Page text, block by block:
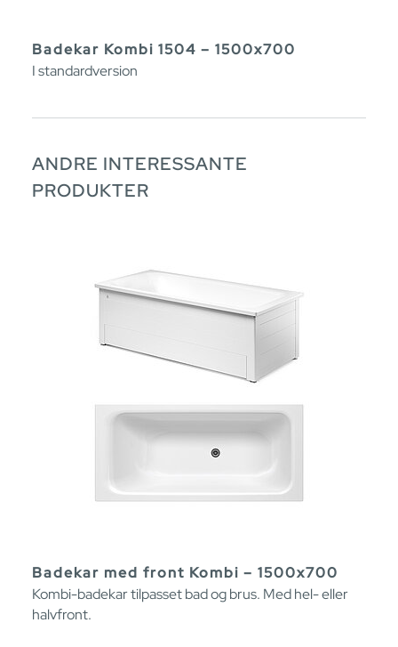
Badekar Kombi 1504 – 1500x700
I standardversion
ANDRE INTERESSANTE
PRODUKTER
Badekar med front Kombi – 1500x700
Kombi-badekar tilpasset bad og brus. Med hel- eller
halvfront.